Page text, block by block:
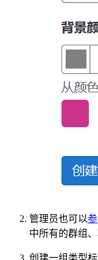
管理员也可以
中所有的群组